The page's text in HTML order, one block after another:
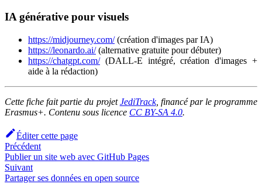
IA générative pour visuels
https://midjourney.com/(création d'images par IA)
https://leonardo.ai/(alternative gratuite pour débuter)
https://chatgpt.com/(DALL-E intégré, création d'images +
aide à la rédaction)
Cette fiche fait partie du projetJediTrack, financé par le programme
Erasmus+. Contenu sous licence CC BY-SA 4.0.
Éditer cette page
Précédent
Publier un site web avec GitHub Pages
Suivant
Partager ses données en open source